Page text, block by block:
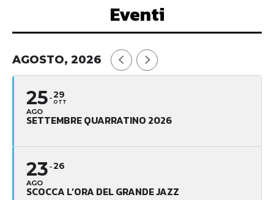
Eventi
AGOSTO, 2026
25
AGO
29
OTT
SETTEMBRE QUARRATINO 2026
23
AGO
26
SCOCCA L’ORA DEL GRANDE JAZZ